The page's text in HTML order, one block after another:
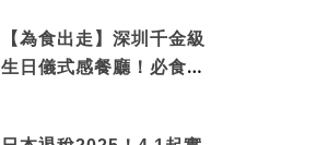
【為食出走】深圳千金級
生日儀式感餐廳！必食失